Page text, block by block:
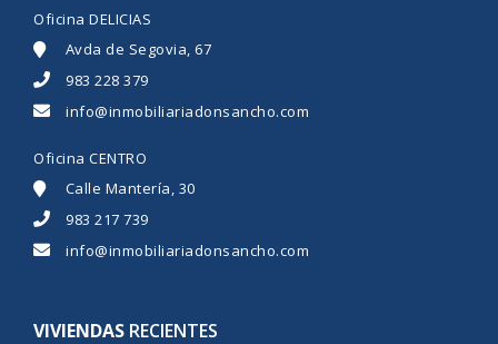
Oficina DELICIAS
Avda de Segovia, 67
983 228 379
info@inmobiliariadonsancho.com
Oficina CENTRO
Calle Mantería, 30
983 217 739
info@inmobiliariadonsancho.com
VIVIENDAS RECIENTES